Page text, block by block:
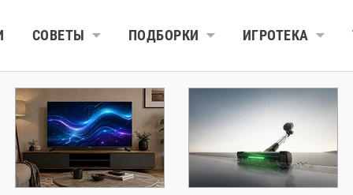
СОВЕТЫ ПОДБОРКИ ИГРОТЕКА